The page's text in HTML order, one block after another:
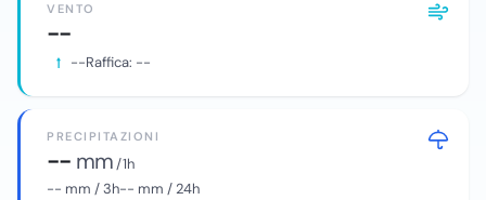
VENTO
--
--Raffica: --
PRECIPITAZIONI
-- mm/ 1h
-- mm / 3h-- mm / 24h